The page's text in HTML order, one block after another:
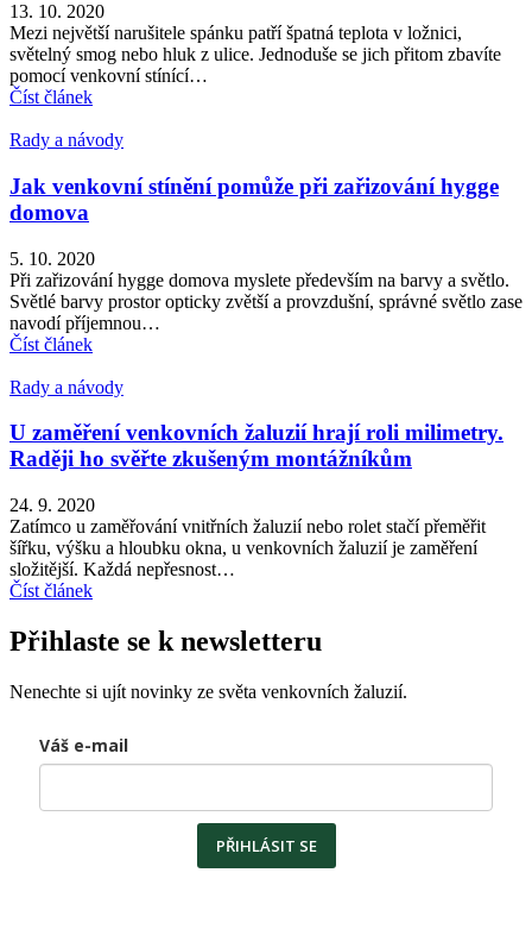
13. 10. 2020
Mezi největší narušitele spánku patří špatná teplota v ložnici,
světelný smog nebo hluk z ulice. Jednoduše se jich přitom zbavíte
pomocí venkovní stínící…
Číst článek
Rady a návody
Jak venkovní stínění pomůže při zařizování hygge
domova
5. 10. 2020
Při zařizování hygge domova myslete především na barvy a světlo.
Světlé barvy prostor opticky zvětší a provzdušní, správné světlo zase
navodí příjemnou…
Číst článek
Rady a návody
U zaměření venkovních žaluzií hrají roli milimetry.
Raději ho svěřte zkušeným montážníkům
24. 9. 2020
Zatímco u zaměřování vnitřních žaluzií nebo rolet stačí přeměřit
šířku, výšku a hloubku okna, u venkovních žaluzií je zaměření
složitější. Každá nepřesnost…
Číst článek
Přihlaste se k newsletteru
Nenechte si ujít novinky ze světa venkovních žaluzií.
Váš e-mail
PŘIHLÁSIT SE